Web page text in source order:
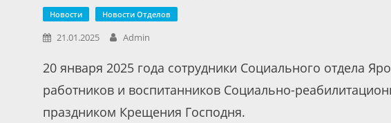
Новости Новости Отделов
21.01.2025 Admin
20 января 2025 года сотрудники Социального отдела
работников и воспитанников Социально-
праздником Крещения Господня.